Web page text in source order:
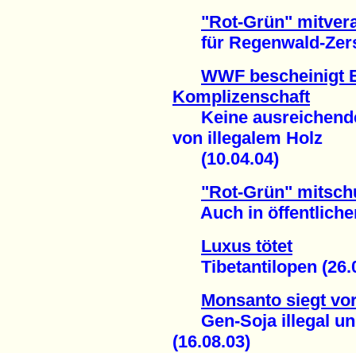
"Rot-Grün"
für Regenwald-
WWF bescheinigt
Komplizenschaft
Keine
von illegalem Holz
(10.04.04)
"Rot-Grün"
Auch in öffentlichen
Luxus tötet
Tibetantilopen
Monsanto siegt
Gen-Soja illegal
(16.08.03)